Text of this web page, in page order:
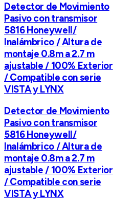
Detector de Movimiento
Pasivo con transmisor
5816 Honeywell/
Inalámbrico / Altura de
montaje 0.8m a 2.7 m
ajustable / 100% Exterior
/ Compatible con serie
VISTA y LYNX
Detector de Movimiento
Pasivo con transmisor
5816 Honeywell/
Inalámbrico / Altura de
montaje 0.8m a 2.7 m
ajustable / 100% Exterior
/ Compatible con serie
VISTA y LYNX